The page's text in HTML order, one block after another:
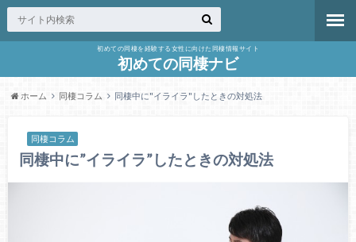
初めての同棲を経験する女性に向けた同棲情報サイト
初めての同棲ナビ
ホーム 同棲コラム 同棲中に"イライラ"したときの対処法
同棲コラム
同棲中に”イライラ”したときの対処法